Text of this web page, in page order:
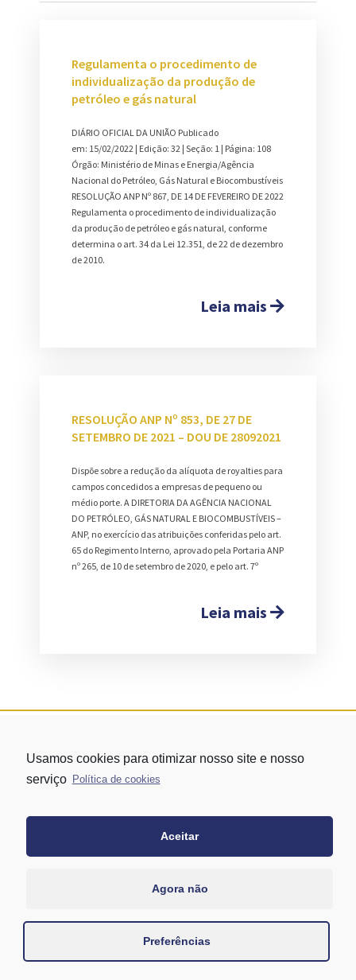
Regulamenta o procedimento de
individualização da produção de
petróleo e gás natural
DIÁRIO OFICIAL DA UNIÃO Publicado
em: 15/02/2022 | Edição: 32 | Seção: 1 | Página: 108
Órgão: Ministério de Minas e Energia/Agência
Nacional do Petróleo, Gás Natural e Biocombustíveis
RESOLUÇÃO ANP Nº 867, DE 14 DE FEVEREIRO DE 2022
Regulamenta o procedimento de individualização
da produção de petróleo e gás natural, conforme
determina o art. 34 da Lei 12.351, de 22 de dezembro
de 2010.
Leia mais
RESOLUÇÃO ANP Nº 853, DE 27 DE
SETEMBRO DE 2021 – DOU DE 28092021
Dispõe sobre a redução da alíquota de royalties para
campos concedidos a empresas de pequeno ou
médio porte. A DIRETORIA DA AGÊNCIA NACIONAL
DO PETRÓLEO, GÁS NATURAL E BIOCOMBUSTÍVEIS –
ANP, no exercício das atribuições conferidas pelo art.
65 do Regimento Interno, aprovado pela Portaria ANP
nº 265, de 10 de setembro de 2020, e pelo art. 7º
Leia mais
andar – conj. 1305 – Vila Mariana - São Paulo/SP
Usamos cookies para otimizar nosso site e nosso
serviço Política de cookies
Aceitar
Agora não
Preferências